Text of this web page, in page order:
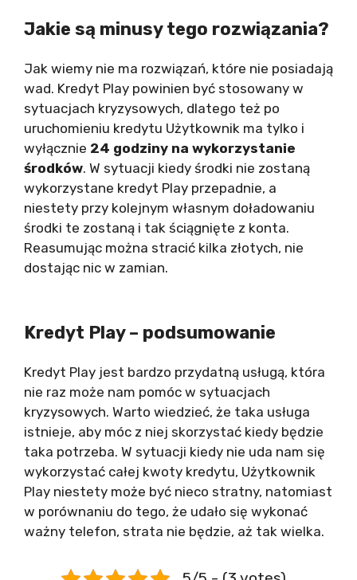
Jakie są minusy tego rozwiązania?
Jak wiemy nie ma rozwiązań, które nie posiadają
wad. Kredyt Play powinien być stosowany w
sytuacjach kryzysowych, dlatego też po
uruchomieniu kredytu Użytkownik ma tylko i
wyłącznie 24 godziny na wykorzystanie
środków. W sytuacji kiedy środki nie zostaną
wykorzystane kredyt Play przepadnie, a
niestety przy kolejnym własnym doładowaniu
środki te zostaną i tak ściągnięte z konta.
Reasumując można stracić kilka złotych, nie
dostając nic w zamian.
Kredyt Play – podsumowanie
Kredyt Play jest bardzo przydatną usługą, która
nie raz może nam pomóc w sytuacjach
kryzysowych. Warto wiedzieć, że taka usługa
istnieje, aby móc z niej skorzystać kiedy będzie
taka potrzeba. W sytuacji kiedy nie uda nam się
wykorzystać całej kwoty kredytu, Użytkownik
Play niestety może być nieco stratny, natomiast
w porównaniu do tego, że udało się wykonać
ważny telefon, strata nie będzie, aż tak wielka.